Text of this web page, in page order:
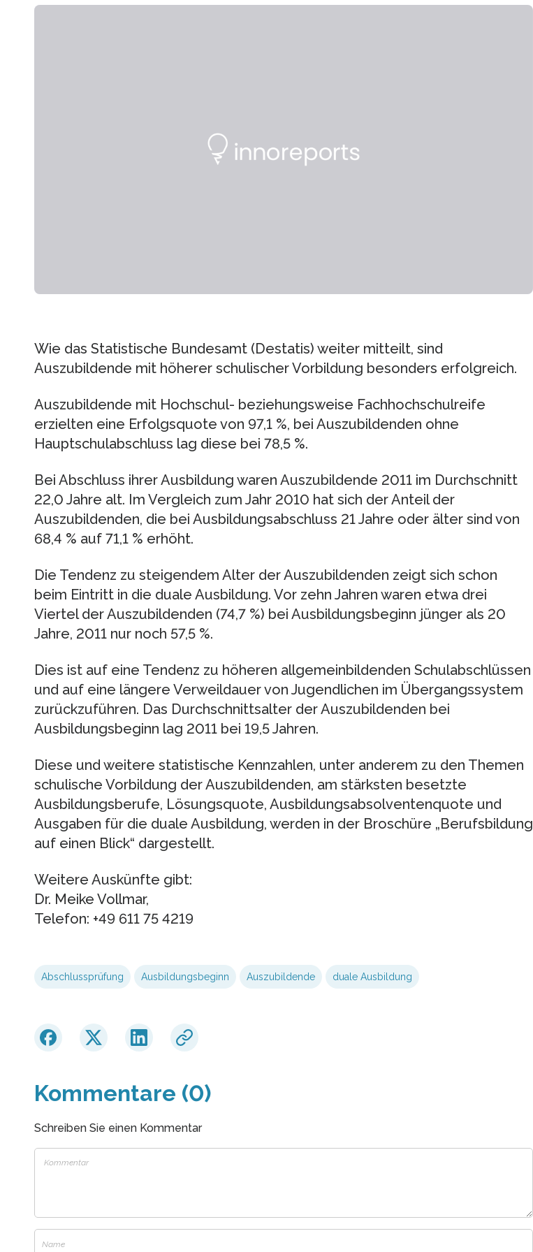
Wie das Statistische Bundesamt (Destatis) weiter mitteilt, sind
Auszubildende mit höherer schulischer Vorbildung besonders erfolgreich.
Auszubildende mit Hochschul- beziehungsweise Fachhochschulreife
erzielten eine Erfolgsquote von 97,1 %, bei Auszubildenden ohne
Hauptschulabschluss lag diese bei 78,5 %.
Bei Abschluss ihrer Ausbildung waren Auszubildende 2011 im Durchschnitt
22,0 Jahre alt. Im Vergleich zum Jahr 2010 hat sich der Anteil der
Auszubildenden, die bei Ausbildungsabschluss 21 Jahre oder älter sind von
68,4 % auf 71,1 % erhöht.
Die Tendenz zu steigendem Alter der Auszubildenden zeigt sich schon
beim Eintritt in die duale Ausbildung. Vor zehn Jahren waren etwa drei
Viertel der Auszubildenden (74,7 %) bei Ausbildungsbeginn jünger als 20
Jahre, 2011 nur noch 57,5 %.
Dies ist auf eine Tendenz zu höheren allgemeinbildenden Schulabschlüssen
und auf eine längere Verweildauer von Jugendlichen im Übergangssystem
zurückzuführen. Das Durchschnittsalter der Auszubildenden bei
Ausbildungsbeginn lag 2011 bei 19,5 Jahren.
Diese und weitere statistische Kennzahlen, unter anderem zu den Themen
schulische Vorbildung der Auszubildenden, am stärksten besetzte
Ausbildungsberufe, Lösungsquote, Ausbildungsabsolventenquote und
Ausgaben für die duale Ausbildung, werden in der Broschüre „Berufsbildung
auf einen Blick“ dargestellt.
Weitere Auskünfte gibt:
Dr. Meike Vollmar,
Telefon: +49 611 75 4219
Abschlussprüfung Ausbildungsbeginn Auszubildende duale Ausbildung
Kommentare (0)
Schreiben Sie einen Kommentar